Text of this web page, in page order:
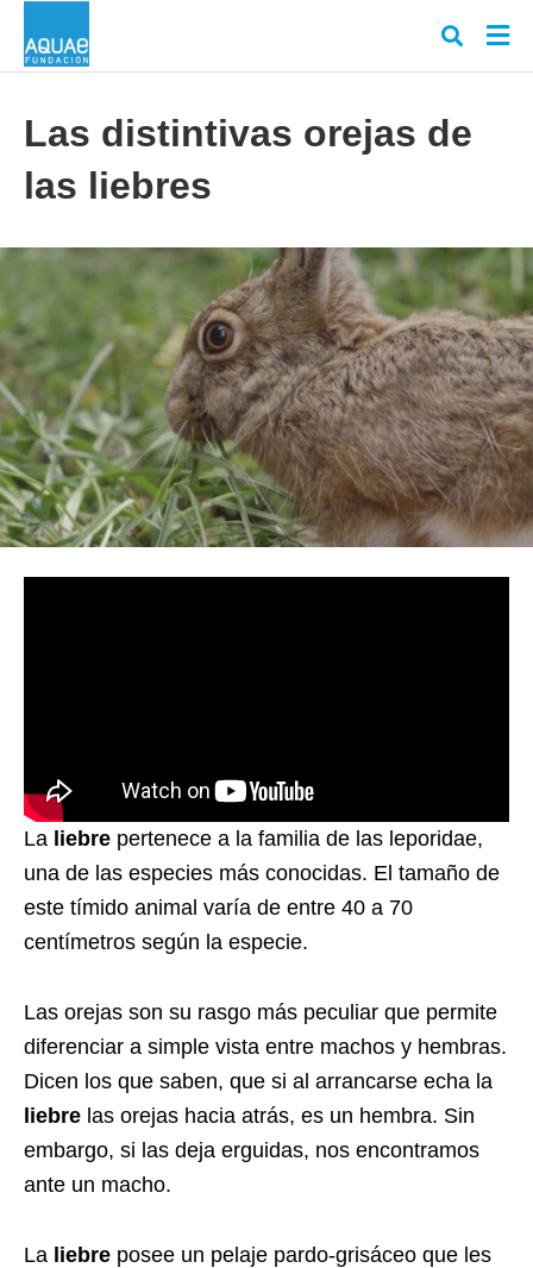
y
Las distintivas orejas de
las liebres
La liebre pertenece a la familia de las leporidae,
una de las especies más conocidas. El tamaño de
este tímido animal varía de entre 40 a 70
centímetros según la especie.
Las orejas son su rasgo más peculiar que permite
diferenciar a simple vista entre machos y hembras.
Dicen los que saben, que si al arrancarse echa la
liebre las orejas hacia atrás, es un hembra. Sin
embargo, si las deja erguidas, nos encontramos
ante un macho.
La liebre posee un pelaje pardo-grisáceo que les